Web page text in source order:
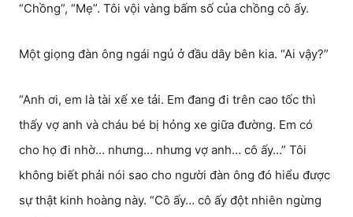
“Chồng”, “Mẹ”. Tôi vội vàng bấm số của chồng cô ấy.
Một giọng đàn ông ngái ngủ ở đầu dây bên kia. “Ai vậy?”
“Anh ơi, em là tài xế xe tải. Em đang đi trên cao tốc thì
thấy vợ anh và cháu bé bị hỏng xe giữa đường. Em có
cho họ đi nhờ… nhưng… nhưng vợ anh… cô ấy…” Tôi
không biết phải nói sao cho người đàn ông đó hiểu được
sự thật kinh hoàng này. “Cô ấy… cô ấy đột nhiên ngừng